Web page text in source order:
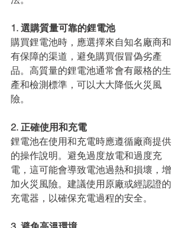
1. 選購質量可靠的鋰電池
購買鋰電池時，應選擇來自知名廠商和
有保障的渠道，避免購買假冒偽劣產
品。高質量的鋰電池通常會有嚴格的生
產和檢測標準，可以大大降低火災風
險。
2. 正確使用和充電
鋰電池在使用和充電時應遵循廠商提供
的操作說明。避免過度放電和過度充
電，這可能會導致電池過熱和損壞，增
加火災風險。建議使用原廠或經認證的
充電器，以確保充電過程的安全。